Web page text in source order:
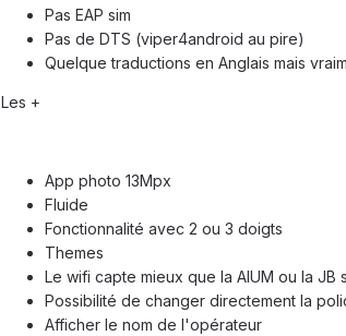
Pas EAP sim
Pas de DTS (viper4android au pire)
Quelque traductions en Anglais mais
Les +
App photo 13Mpx
Fluide
Fonctionnalité avec 2 ou 3 doigts
Themes
Le wifi capte mieux que la AIUM ou la JB
Possibilité de changer directement la
Afficher le nom de l'opérateur